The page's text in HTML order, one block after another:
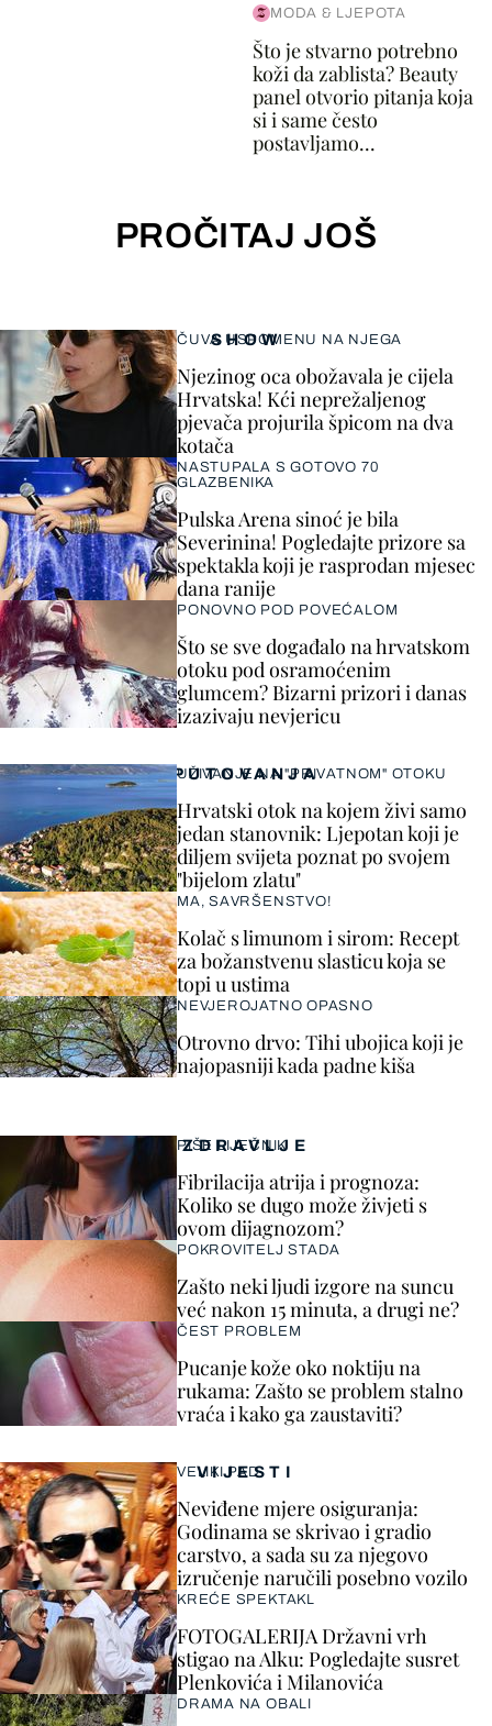
MODA & LJEPOTA
Što je stvarno potrebno
koži da zablista? Beauty
panel otvorio pitanja koja
si i same često
postavljamo...
PROČITAJ JOŠ
VIJESTI
VELIKI PAD
Neviđene mjere osiguranja:
Godinama se skrivao i gradio
carstvo, a sada su za njegovo
izručenje naručili posebno vozilo
KREĆE SPEKTAKL
FOTOGALERIJA Državni vrh
stigao na Alku: Pogledajte susret
Plenkovića i Milanovića
DRAMA NA OBALI
SHOW
ČUVA USPOMENU NA NJEGA
Njezinog oca obožavala je cijela
Hrvatska! Kći neprežaljenog
pjevača projurila špicom na dva
kotača
NASTUPALA S GOTOVO 70
GLAZBENIKA
Pulska Arena sinoć je bila
Severinina! Pogledajte prizore sa
spektakla koji je rasprodan mjesec
dana ranije
PONOVNO POD POVEĆALOM
Što se sve događalo na hrvatskom
otoku pod osramoćenim
glumcem? Bizarni prizori i danas
izazivaju nevjericu
ZDRAVLJE
PIŠE LIJEČNIK
Fibrilacija atrija i prognoza:
Koliko se dugo može živjeti s
ovom dijagnozom?
POKROVITELJ STADA
Zašto neki ljudi izgore na suncu
već nakon 15 minuta, a drugi ne?
ČEST PROBLEM
Pucanje kože oko noktiju na
rukama: Zašto se problem stalno
vraća i kako ga zaustaviti?
PUTOVANJA
UŽIVANJE NA "PRIVATNOM" OTOKU
Hrvatski otok na kojem živi samo
jedan stanovnik: Ljepotan koji je
diljem svijeta poznat po svojem
"bijelom zlatu"
MA, SAVRŠENSTVO!
Kolač s limunom i sirom: Recept
za božanstvenu slasticu koja se
topi u ustima
NEVJEROJATNO OPASNO
Otrovno drvo: Tihi ubojica koji je
najopasniji kada padne kiša